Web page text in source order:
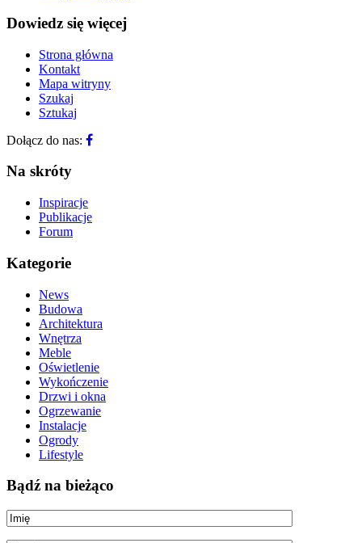
Dowiedz się więcej
Strona główna
Kontakt
Mapa witryny
Szukaj
Sztukaj
Dołącz do nas:
Na skróty
Inspiracje
Publikacje
Forum
Kategorie
News
Budowa
Architektura
Wnętrza
Meble
Oświetlenie
Wykończenie
Drzwi i okna
Ogrzewanie
Instalacje
Ogrody
Lifestyle
Bądź na bieżąco